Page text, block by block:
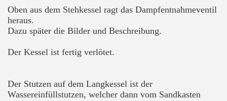
Oben aus dem Stehkessel ragt das Dampfentnahmeventil
heraus.
Dazu später die Bilder und Beschreibung.
Der Kessel ist fertig verlötet.
Der Stutzen auf dem Langkessel ist der
Wassereinfüllstutzen, welcher dann vom Sandkasten